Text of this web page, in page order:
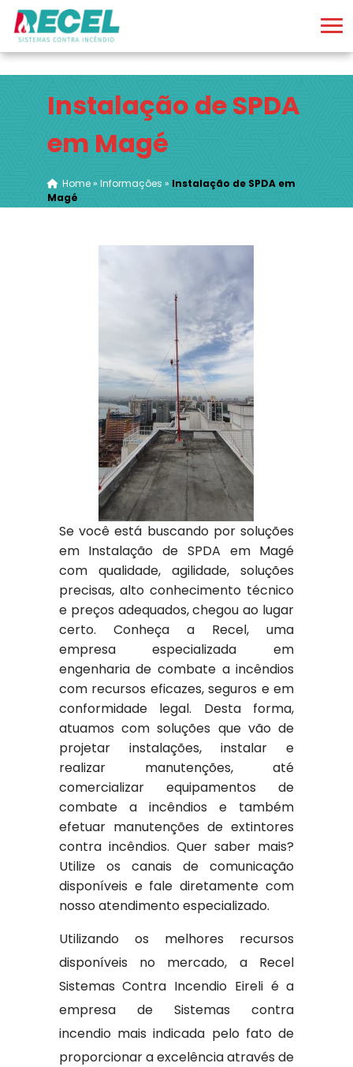
Instalação de SPDA
em Magé
Home» Informações » Instalação de SPDA em
Magé
Se você está buscando por soluções
em Instalação de SPDA em Magé
com qualidade, agilidade, soluções
precisas, alto conhecimento técnico
e preços adequados, chegou ao lugar
certo. Conheça a Recel, uma
empresa especializada em
engenharia de combate a incêndios
com recursos eficazes, seguros e em
conformidade legal. Desta forma,
atuamos com soluções que vão de
projetar instalações, instalar e
realizar manutenções, até
comercializar equipamentos de
combate a incêndios e também
efetuar manutenções de extintores
contra incêndios. Quer saber mais?
Utilize os canais de comunicação
disponíveis e fale diretamente com
nosso atendimento especializado.
Utilizando os melhores recursos
disponíveis no mercado, a Recel
Sistemas Contra Incendio Eireli é a
empresa de Sistemas contra
incendio mais indicada pelo fato de
proporcionar a excelência através de